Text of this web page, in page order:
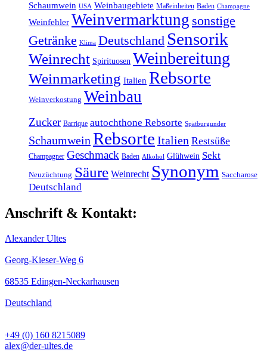
Schaumwein USA Weinbaugebiete Maßeinheiten Baden Champagne
Weinfehler Weinvermarktung sonstige
Getränke Klima Deutschland Sensorik
Weinrecht Spirituosen Weinbereitung
Weinmarketing Italien Rebsorte
Weinverkostung Weinbau
Zucker Barrique autochthone Rebsorte Spätburgunder
SchaumweinRebsorte Italien Restsüße
Champagner Geschmack Baden Alkohol Glühwein Sekt
Neuzüchtung Säure Weinrecht Synonym Saccharose
Deutschland
Anschrift & Kontakt:
Alexander Ultes
Georg-Kieser-Weg 6
68535 Edingen-Neckarhausen
Deutschland
+49 (0) 160 8215089
alex@der-ultes.de